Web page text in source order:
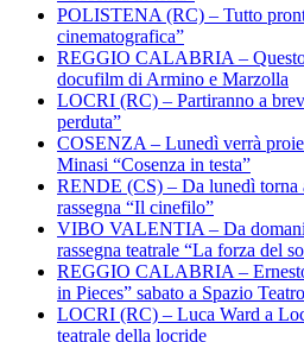
POLISTENA (RC) – Tutto
cinematografica”
REGGIO CALABRIA –
docufilm di Armino e Marzolla
LOCRI (RC) – Partiranno a
perduta”
COSENZA – Lunedì verrà
Minasi “Cosenza in testa”
RENDE (CS) – Da lunedì torna
rassegna “Il cinefilo”
VIBO VALENTIA – Da domani
rassegna teatrale “La forza del
REGGIO CALABRIA –
in Pieces” sabato a Spazio Teatro
LOCRI (RC) – Luca Ward a
teatrale della locride